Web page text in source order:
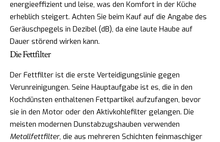
energieeffizient und leise, was den Komfort in der Küche
erheblich steigert. Achten Sie beim Kauf auf die Angabe des
Geräuschpegels in Dezibel (dB), da eine laute Haube auf
Dauer störend wirken kann.
Die Fettfilter
Der Fettfilter ist die erste Verteidigungslinie gegen
Verunreinigungen. Seine Hauptaufgabe ist es, die in den
Kochdünsten enthaltenen Fettpartikel aufzufangen, bevor
sie in den Motor oder den Aktivkohlefilter gelangen. Die
meisten modernen Dunstabzugshauben verwenden
Metallfettfilter, die aus mehreren Schichten feinmaschiger